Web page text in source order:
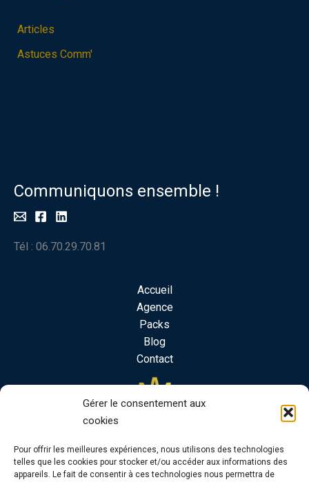
Gérer le consentement aux
cookies
Pour offrir les meilleures expériences, nous utilisons des technologies
telles que les cookies pour stocker et/ou accéder aux informations des
appareils. Le fait de consentir à ces technologies nous permettra de
Articles
Astuces Comm'
Communiquons ensemble !
Tél : 06.70.29.70.81
Accueil
Agence
Packs
Blog
Contact